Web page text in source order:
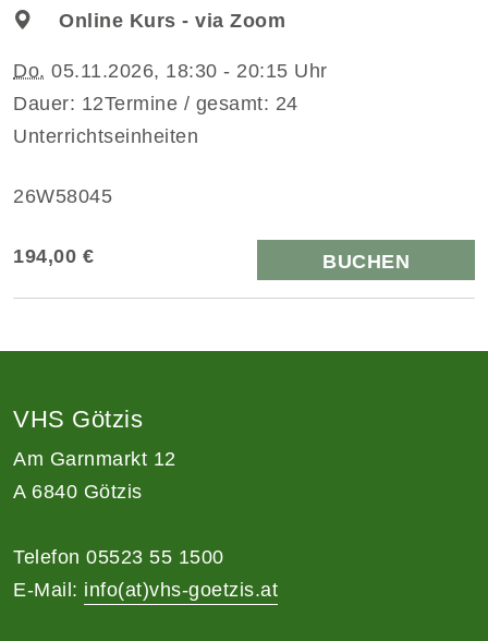
Online Kurs - via Zoom
Do. 05.11.2026, 18:30 - 20:15 Uhr
Dauer: 12Termine / gesamt: 24
Unterrichtseinheiten
26W58045
194,00 € BUCHEN
VHS Götzis
Am Garnmarkt 12
A 6840 Götzis
Telefon 05523 55 1500
E-Mail: info(at)vhs-goetzis.at